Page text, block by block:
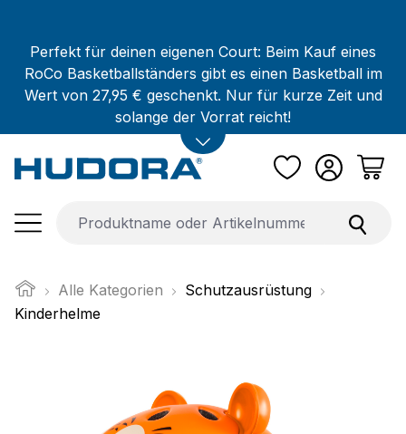
Perfekt für deinen eigenen Court: Beim Kauf eines
RoCo Basketballständers gibt es einen Basketball im
Wert von 27,95 € geschenkt. Nur für kurze Zeit und
solange der Vorrat reicht!
Alle Kategorien
Schutzausrüstung
Kinderhelme